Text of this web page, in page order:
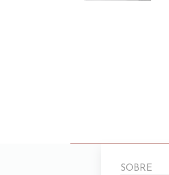
SOBRE